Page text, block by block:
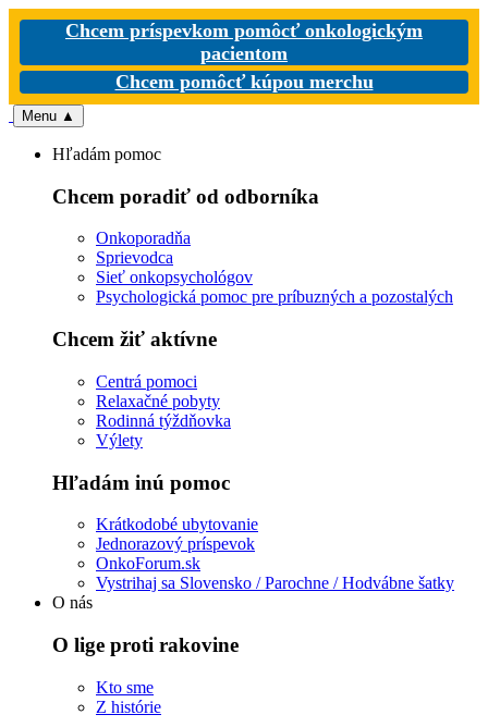
Chcem príspevkom pomôcť onkologickým
pacientom
Chcem pomôcť kúpou merchu
Menu ▲
Hľadám pomoc
Chcem poradiť od odborníka
Onkoporadňa
Sprievodca
Sieť onkopsychológov
Psychologická pomoc pre príbuzných a pozostalých
Chcem žiť aktívne
Centrá pomoci
Relaxačné pobyty
Rodinná týždňovka
Výlety
Hľadám inú pomoc
Krátkodobé ubytovanie
Jednorazový príspevok
OnkoForum.sk
Vystrihaj sa Slovensko / Parochne / Hodvábne šatky
O nás
O lige proti rakovine
Kto sme
Z histórie